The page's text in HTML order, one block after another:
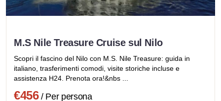
M.S Nile Treasure Cruise sul Nilo
Scopri il fascino del Nilo con M.S. Nile Treasure: guida in
italiano, trasferimenti comodi, visite storiche incluse e
assistenza H24. Prenota ora!&nbs ...
€456/ Per persona